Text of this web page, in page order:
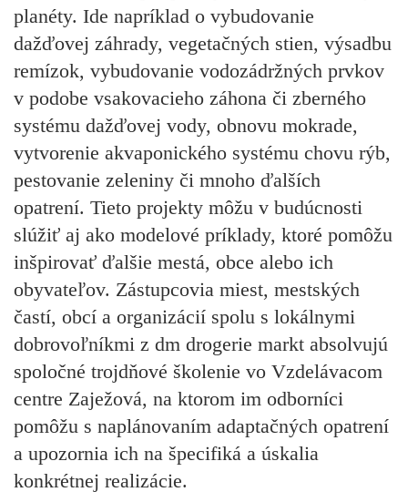
planéty. Ide napríklad o vybudovanie
dažďovej záhrady, vegetačných stien, výsadbu
remízok, vybudovanie vodozádržných prvkov
v podobe vsakovacieho záhona či zberného
systému dažďovej vody, obnovu mokrade,
vytvorenie akvaponického systému chovu rýb,
pestovanie zeleniny či mnoho ďalších
opatrení. Tieto projekty môžu v budúcnosti
slúžiť aj ako modelové príklady, ktoré pomôžu
inšpirovať ďalšie mestá, obce alebo ich
obyvateľov. Zástupcovia miest, mestských
častí, obcí a organizácií spolu s lokálnymi
dobrovoľníkmi z dm drogerie markt absolvujú
spoločné trojdňové školenie vo Vzdelávacom
centre Zaježová, na ktorom im odborníci
pomôžu s naplánovaním adaptačných opatrení
a upozornia ich na špecifiká a úskalia
konkrétnej realizácie.